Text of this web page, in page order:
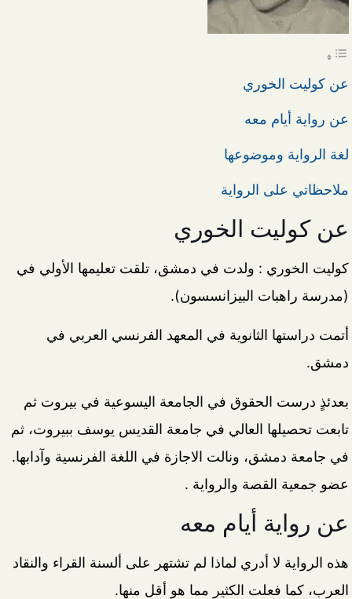
عن كوليت الخوري
عن رواية أيام معه
لغة الرواية وموضوعها
ملاحظاتي على الرواية
عن كوليت الخوري
كوليت الخوري : ولدت في دمشق، تلقت تعليمها الأولي في
(مدرسة راهبات البيزانسسون).
أتمت دراستها الثانوية في المعهد الفرنسي العربي في
دمشق.
بعدئذٍ درست الحقوق في الجامعة اليسوعية في بيروت ثم
تابعت تحصيلها العالي في جامعة القديس يوسف ببيروت، ثم
في جامعة دمشق، ونالت الاجازة في اللغة الفرنسية وآدابها.
عضو جمعية القصة والرواية .
عن رواية أيام معه
هذه الرواية لا أدري لماذا لم تشتهر على ألسنة القراء والنقاد
العرب، كما فعلت الكثير مما هو أقل منها.